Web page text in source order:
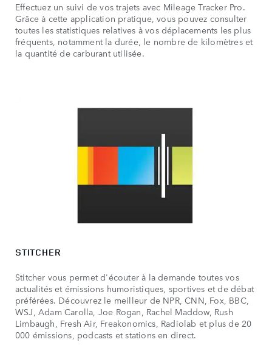
Effectuez un suivi de vos trajets avec Mileage Tracker Pro.
Grâce à cette application pratique, vous pouvez consulter
toutes les statistiques relatives à vos déplacements les plus
fréquents, notamment la durée, le nombre de kilomètres et
la quantité de carburant utilisée.
STITCHER
Stitcher vous permet d'écouter à la demande toutes vos
actualités et émissions humoristiques, sportives et de débat
préférées. Découvrez le meilleur de NPR, CNN, Fox, BBC,
WSJ, Adam Carolla, Joe Rogan, Rachel Maddow, Rush
Limbaugh, Fresh Air, Freakonomics, Radiolab et plus de 20
000 émissions, podcasts et stations en direct.